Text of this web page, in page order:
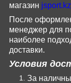
магазин jsport.kz
После
менеджер для
наиболее
доставки.
Условия
За